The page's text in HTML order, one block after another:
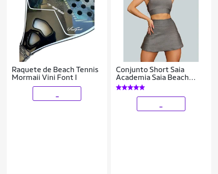
Raquete de Beach Tennis
Mormaii Vini Font I
Conjunto Short Saia
Academia Saia Beach
Tennis Com Short Interno
Donna Martins